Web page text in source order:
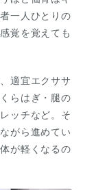
一人ひとりの
覚を覚えても
適宜エクササ
らはぎ・腿の
ッチなど。そ
がら進めてい
が軽くなるの